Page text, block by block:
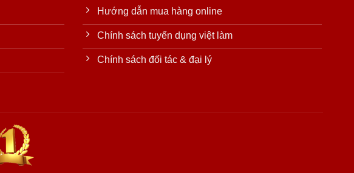
Hướng dẫn mua hàng online
Chính sách tuyển dụng việt làm
Chính sách đối tác & đại lý